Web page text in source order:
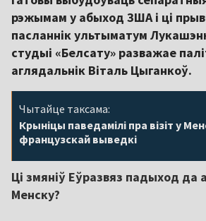
рэжымам у абыход ЗША і ці
пасланнік ультыматум
студыі «Белсату» разважае
аглядальнік Віталь Цыганкоў.
Чытайце таксама:
Крыніцы паведамілі пра візіт у
французскай выведкі
Ці змяніў Еўразвяз падыход да
Менску?